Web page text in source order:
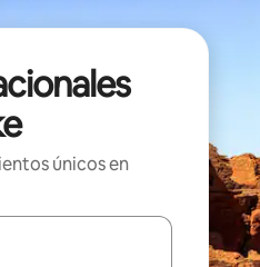
únicos en
navega con las teclas